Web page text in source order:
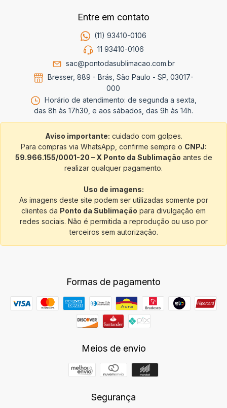
Entre em contato
(11) 93410-0106
11 93410-0106
sac@pontodasublimacao.com.br
Bresser, 889 - Brás, São Paulo - SP, 03017-
000
Horário de atendimento: de segunda a sexta,
das 8h às 17h30, e aos sábados, das 9h às 14h.
Aviso importante: cuidado com golpes.
Para compras via WhatsApp, confirme sempre o CNPJ:
59.966.155/0001-20 – X Ponto da Sublimação antes de
realizar qualquer pagamento.
Uso de imagens:
As imagens deste site podem ser utilizadas somente por
clientes da Ponto da Sublimação para divulgação em
redes sociais. Não é permitida a reprodução ou uso por
terceiros sem autorização.
Formas de pagamento
Meios de envio
Segurança